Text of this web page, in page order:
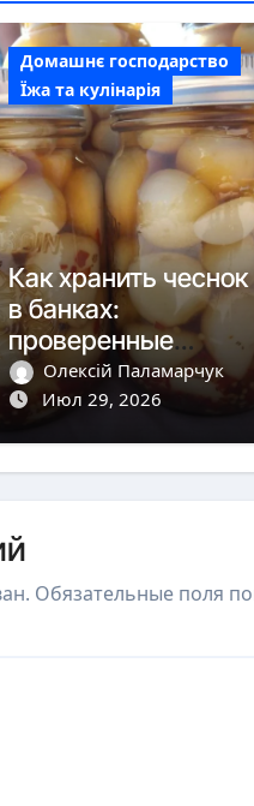
Домашнє господарство
Їжа та кулінарія
Как хранить чеснок
в банках:
проверенные
методы до весны
Олексій Паламарчук
Июл 29, 2026
Обязательные поля